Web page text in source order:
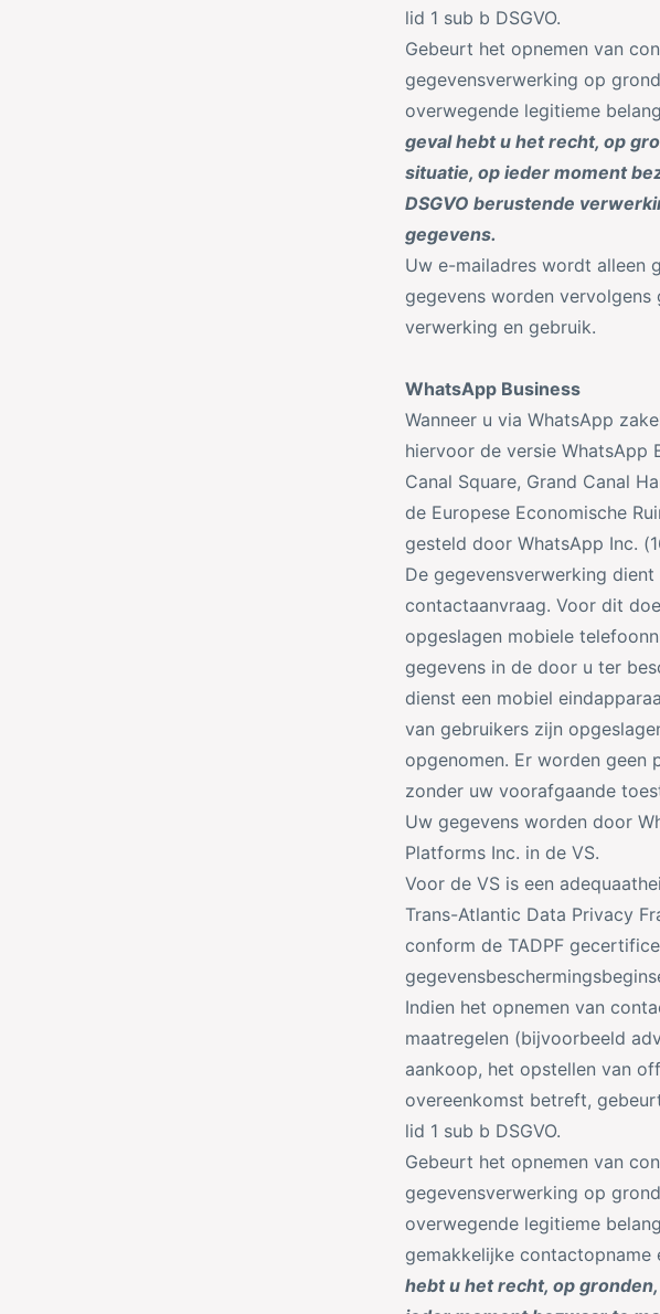
lid 1 sub b DSGVO.
Gebeurt het opnemen van
gegevensverwerking op
overwegende legitieme
geval hebt u het recht, op
situatie, op ieder moment
DSGVO berustende
gegevens.
Uw e-mailadres wordt alleen
gegevens worden
verwerking en gebruik.
WhatsApp Business
Wanneer u via WhatsApp
hiervoor de versie WhatsApp
Canal Square, Grand Canal
de Europese Economische
gesteld door WhatsApp Inc.
De gegevensverwerking
contactaanvraag. Voor dit
opgeslagen mobiele
gegevens in de door u ter
dienst een mobiel
van gebruikers zijn
opgenomen. Er worden geen
zonder uw voorafgaande
Uw gegevens worden door
Platforms Inc. in de VS.
Voor de VS is een
Trans-Atlantic Data Privacy
conform de TADPF
Indien het opnemen van
maatregelen (bijvoorbeeld
aankoop, het opstellen van
overeenkomst betreft,
lid 1 sub b DSGVO.
Gebeurt het opnemen van
gegevensverwerking op
overwegende legitieme
gemakkelijke
hebt u het recht, op